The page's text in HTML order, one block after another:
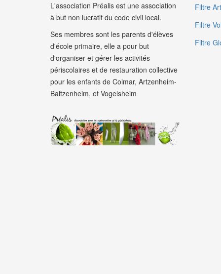
L'association Préalis est une association
à but non lucratif du code civil local.
Ses membres sont les parents d'élèves
d'école primaire, elle a pour but
d'organiser et gérer les activités
périscolaires et de restauration collective
pour les enfants de Colmar, Artzenheim-
Baltzenheim, et Vogelsheim
Filtre
Filtre
Filtre